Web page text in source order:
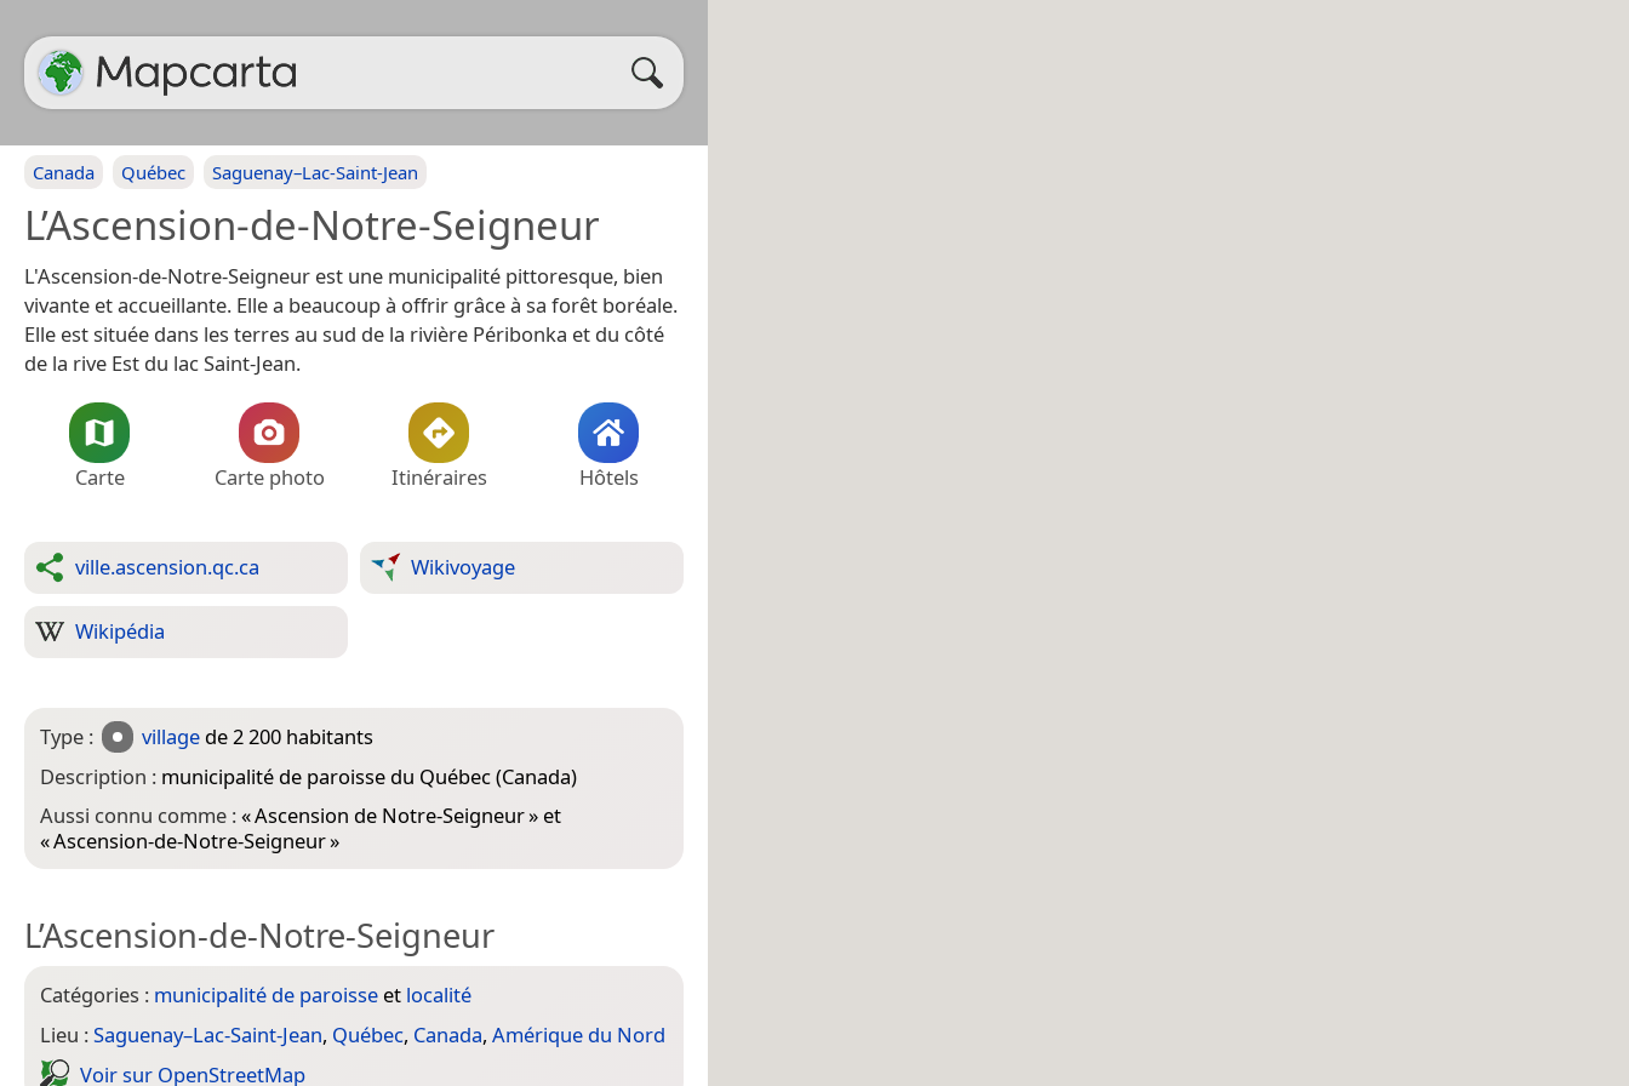
Canada Québec Saguenay–Lac-Saint-Jean
L’Ascension-de-Notre-Seigneur
L'Ascension-de-Notre-Seigneur est une municipalité pittoresque, bien
vivante et accueillante. Elle a beaucoup à offrir grâce à sa forêt boréale.
Elle est située dans les terres au sud de la rivière Péribonka et du côté
de la rive Est du lac Saint-Jean.
Carte Carte photo Itinéraires Hôtels
ville.ascension.qc.ca Wikivoyage
Wikipédia
Type : village de 2 200 habitants
Description : municipalité de paroisse du Québec (Canada)
Aussi connu comme :«Ascension de Notre-Seigneur» et
«Ascension-de-Notre-Seigneur»
L’Ascension-de-Notre-Seigneur
Catégories : municipalité de paroisse et localité
Lieu :Saguenay–Lac-Saint-Jean, Québec, Canada, Amérique du Nord
Voir sur Open­Street­Map